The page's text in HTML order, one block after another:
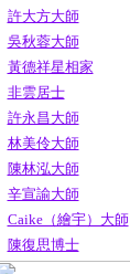
許大方大師
吳秋蓉大師
黃德祥星相家
非雲居士
許永昌大師
林美伶大師
陳林泓大師
辛宣諭大師
Caike（繪宇）大師
陳復思博士